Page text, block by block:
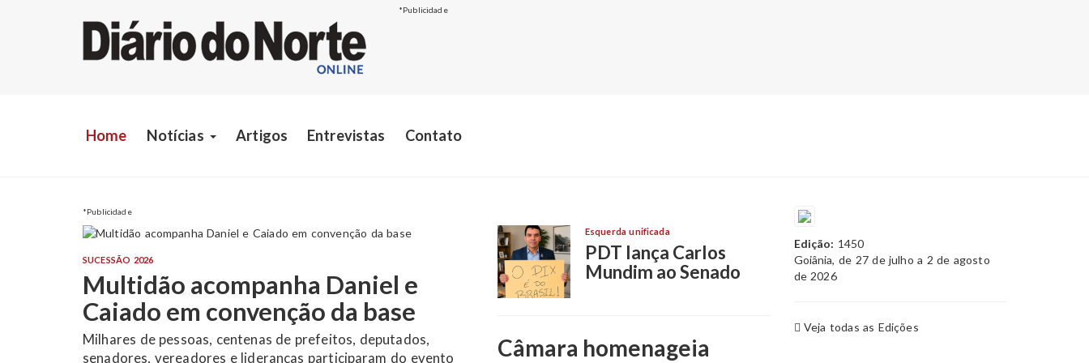
*Publicidade
Home Notícias Artigos Entrevistas Contato
*Publicidade
SUCESSÃO 2026
Marconi oficializa candidatura ao
Governo e afirma que Goiás
escolherá entre legado e
Esquerda unificada
PDT lança Carlos
Mundim ao Senado
Câmara homenageia
Edição: 1450
Goiânia, de 27 de julho a 2 de agosto
de 2026
Veja todas as Edições